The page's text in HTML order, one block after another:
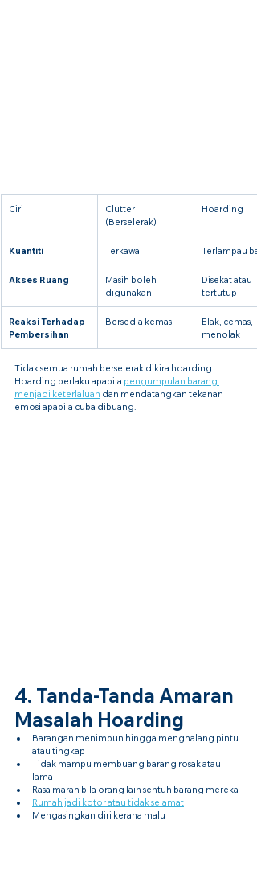
Ciri
Clutter
(Berselerak)
Hoarding
Kuantiti Terkawal Terlampau
Akses Ruang
Masih boleh
digunakan
Disekat atau
tertutup
Reaksi Terhadap
Pembersihan
Bersedia kemas
Elak, cemas,
menolak
Tidak semua rumah berselerak dikira hoarding.
Hoarding berlaku apabila pengumpulan barang
menjadi keterlaluan dan mendatangkan tekanan
emosi apabila cuba dibuang.
4. Tanda-Tanda Amaran
Masalah Hoarding
Barangan menimbun hingga menghalang pintu
atau tingkap
Tidak mampu membuang barang rosak atau
lama
Rasa marah bila orang lain sentuh barang mereka
Rumah jadi kotor atau tidak selamat
Mengasingkan diri kerana malu